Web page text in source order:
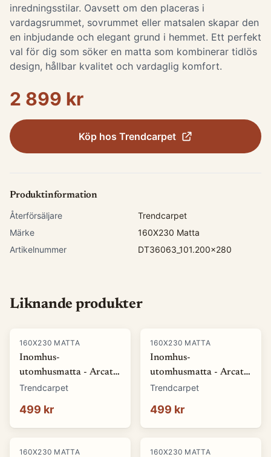
inredningsstilar. Oavsett om den placeras i
vardagsrummet, sovrummet eller matsalen skapar den
en inbjudande och elegant grund i hemmet. Ett perfekt
val för dig som söker en matta som kombinerar tidlös
design, hållbar kvalitet och vardaglig komfort.
2 899 kr
Köp hos Trendcarpet
Produktinformation
Återförsäljare
Trendcarpet
Märke
160X230 Matta
Artikelnummer
DT36063_101.200x280
Liknande produkter
160X230 MATTA
Inomhus-
utomhusmatta - Arcata
(blå) (Storlek: 80 x 150
Trendcarpet
499 kr
160X230 MATTA
Inomhus-
utomhusmatta - Arcata
(röd) (Storlek: 80 x 150
Trendcarpet
499 kr
160X230 MATTA 160X230 MATTA